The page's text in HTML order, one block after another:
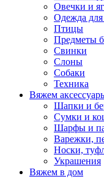
Овечки и
Одежда для
Птицы
Предметы
Свинки
Слоны
Собаки
Техника
Вяжем
Шапки и
Сумки и
Шарфы и
Варежки,
Носки,
Украшения
Вяжем в дом